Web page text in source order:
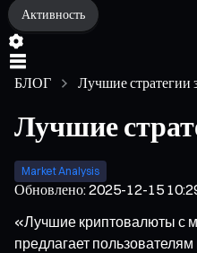
Активность
БЛОГ Лучшие стратегии
Лучшие
Market Analysis
Обновлено:2025-12-15
«Лучшие криптовалюты с
предлагает